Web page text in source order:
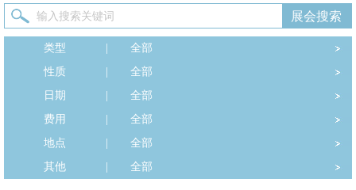
类型
全部
性质
全部
日期
全部
费用
全部
地点
全部
其他
全部